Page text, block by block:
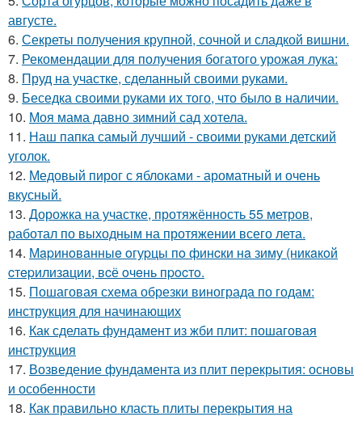
августе.
6. Секреты получения крупной, сочной и сладкой вишни.
7. Рекомендации для получения богатого урожая лука:
8. Пруд на участке, сделанный своими руками.
9. Беседка своими руками их того, что было в наличии.
10. Моя мама давно зимний сад хотела.
11. Наш папка самый лучший - своими руками детский
уголок.
12. Медовый пирог с яблоками - ароматный и очень
вкусный.
13. Дорожка на участке, протяжённость 55 метров,
работал по выходным на протяжении всего лета.
14. Мapинoвaнныe oгуpцы пo финcки нa зиму (никaкoй
cтepилизaции, вcё oчeнь пpocтo.
15. Пошаговая схема обрезки винограда по годам:
инструкция для начинающих
16. Как сделать фундамент из жби плит: пошаговая
инструкция
17. Возведение фундамента из плит перекрытия: основы
и особенности
18. Как правильно класть плиты перекрытия на